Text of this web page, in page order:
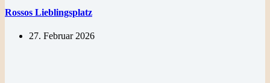
Rossos Lieblingsplatz
27. Februar 2026